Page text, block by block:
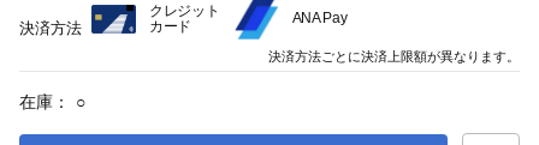
在庫： ○
決済方法
クレジット
カード
ANA Pay
決済方法ごとに決済上限額が異なります。